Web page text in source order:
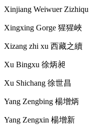
Xinjiang Weiwuer Zizhiqu
Xingxing Gorge 猩猩峽
Xizang zhi xu 西藏之續
Xu Bingxu 徐炳昶
Xu Shichang 徐世昌
Yang Zengbing 楊增炳
Yang Zengxin 楊增新